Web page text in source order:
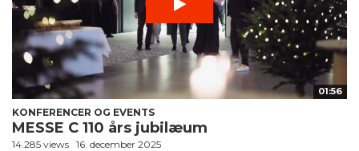
01:56
KONFERENCER OG EVENTS
MESSE C 110 års jubilæum
14.285 views 16. december 2025